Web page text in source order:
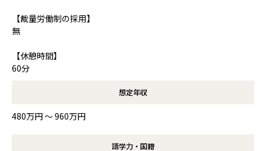
【裁量労働制の採用】
無
【休憩時間】
60分
想定年収
480万円 〜 960万円
語学力・国籍